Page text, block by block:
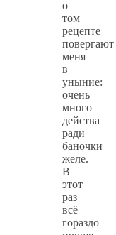
о
том
рецепте
повергают
меня
в
уныние:
очень
много
действа
ради
баночки
желе.
В
этот
раз
всё
гораздо